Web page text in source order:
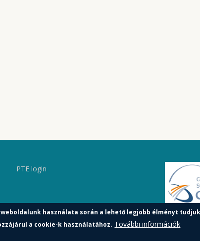
PTE login
használata során a lehető legjobb élményt
a cookie-k használatához. További információk